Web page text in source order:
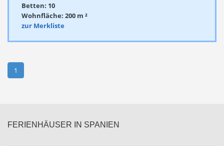
Betten: 10
Wohnfläche: 200 m ²
zur Merkliste
1
FERIENHÄUSER IN SPANIEN